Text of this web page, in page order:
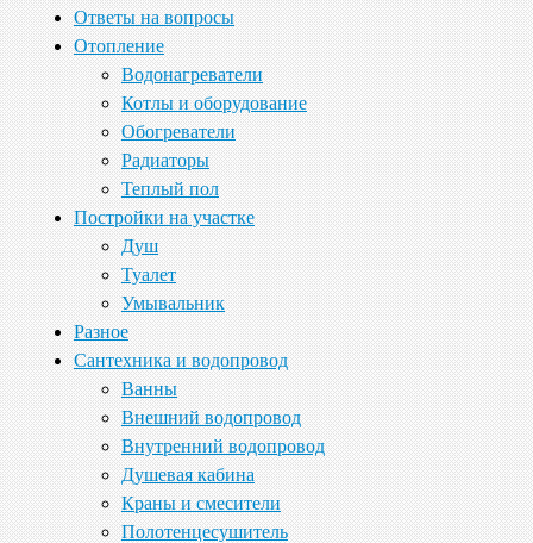
Ответы на вопросы
Отопление
Водонагреватели
Котлы и оборудование
Обогреватели
Радиаторы
Теплый пол
Постройки на участке
Душ
Туалет
Умывальник
Разное
Сантехника и водопровод
Ванны
Внешний водопровод
Внутренний водопровод
Душевая кабина
Краны и смесители
Полотенцесушитель